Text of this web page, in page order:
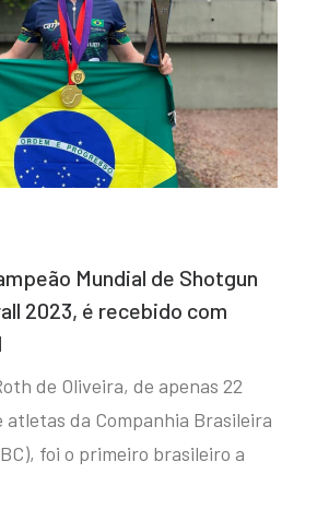
Mundial de Shotgun
2023, é recebido com
de Oliveira, de apenas 22
atletas da Companhia Brasileira
foi o primeiro brasileiro a